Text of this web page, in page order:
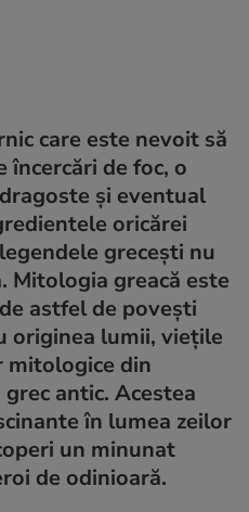
care este nevoit să
încercări de foc, o
și eventual
oricărei
grecești nu
Mitologia greacă este
astfel de povești
originea lumii, viețile
din
antic. Acestea
în lumea zeilor
un minunat
de odinioară.